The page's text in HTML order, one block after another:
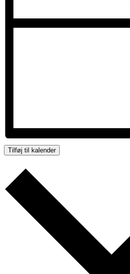
Tilføj til kalender